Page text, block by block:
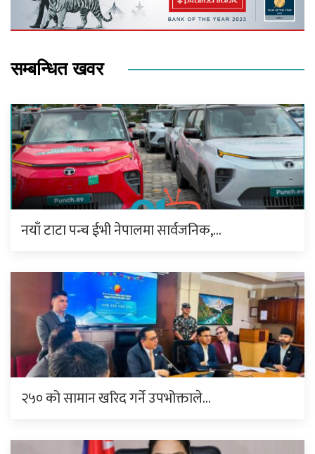
सम्बन्धित खवर
नयाँ टाटा पन्च ईभी नेपालमा सार्वजनिक,…
२५० को सामान खरिद गर्ने उपभोक्ताले…